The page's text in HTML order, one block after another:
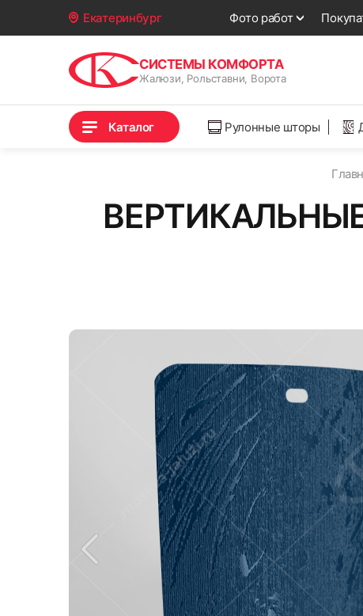
Екатеринбург Фото работ
СИСТЕМЫ КОМФОРТА
Жалюзи, Рольставни, Ворота
Каталог Рулонные шторы